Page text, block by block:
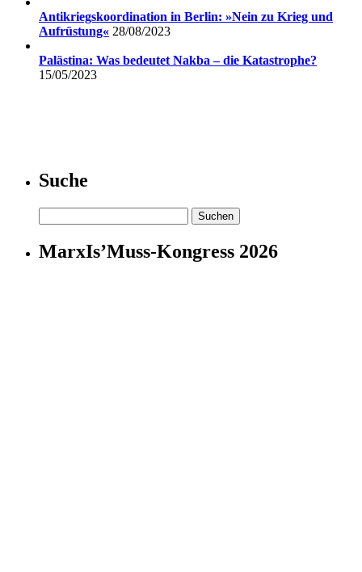
Antikriegskoordination in Berlin: »Nein zu Krieg und
Aufrüstung« 28/08/2023
Palästina: Was bedeutet Nakba – die Katastrophe?
15/05/2023
Suche
nach:
MarxIs’Muss-Kongress 2026